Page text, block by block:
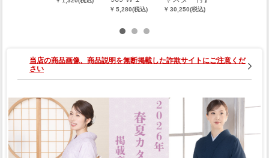
¥ 5,280(税込)
0001-03502-
¥ 30,250(税込)
当店の商品画像、商品説明を無断掲載した詐欺サイトにご注意くだ
さい